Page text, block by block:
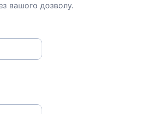
вашого дозволу.